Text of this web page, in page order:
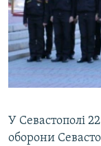
СПЕЦПРОЕКТИ
ДЕПОРТАЦІЯ
ВІДЕОУРОКИ
СВІДЧЕННЯ
ЯК ОБІЙТИ
Русский
Qırımtatar
ДОЛУЧАЙСЯ!
У Севастополі
оборони